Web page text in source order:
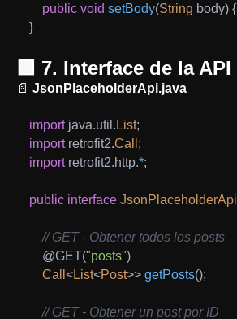
public void setBody(String body) {
}
🟩 7. Interface de la API
📄 JsonPlaceholderApi.java
import java.util . List;
import retrofit2.Call ;
import retrofit2.http.*;
public interface JsonPlaceholderApi
// GET - Obtener todos los posts
@GET("posts")
Call <List<Post>> getPosts();
// GET - Obtener un post por ID